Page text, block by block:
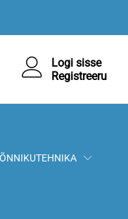
Logi sisse
Registreeru